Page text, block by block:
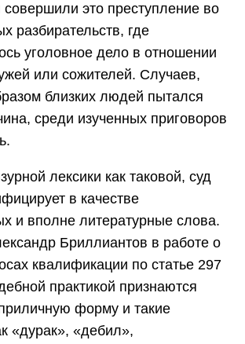
это преступление во
разбирательств, где
уголовное дело в отношении
или сожителей. Случаев,
близких людей пытался
среди изученных приговоров
лексики как таковой, суд
в качестве
и вполне литературные слова.
Бриллиантов в работе о
квалификации по статье 297
практикой признаются
форму и такие
«дурак», «дебил»,